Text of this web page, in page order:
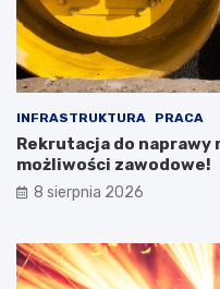
INFRASTRUKTURA PRACA
Rekrutacja do naprawy
możliwości zawodowe!
8 sierpnia 2026